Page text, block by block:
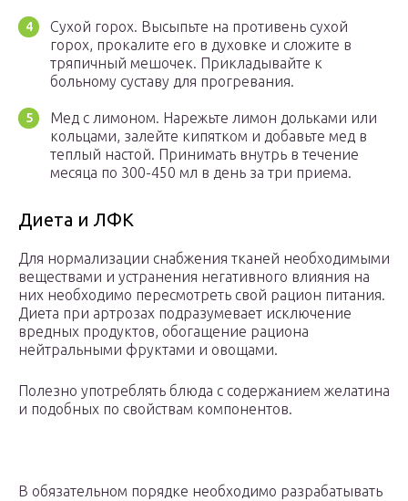
Сухой горох. Высыпьте на противень сухой
горох, прокалите его в духовке и сложите в
тряпичный мешочек. Прикладывайте к
больному суставу для прогревания.
Мед с лимоном. Нарежьте лимон дольками или
кольцами, залейте кипятком и добавьте мед в
теплый настой. Принимать внутрь в течение
месяца по 300-450 мл в день за три приема.
Диета и ЛФК
Для нормализации снабжения тканей необходимыми
веществами и устранения негативного влияния на
них необходимо пересмотреть свой рацион питания.
Диета при артрозах подразумевает исключение
вредных продуктов, обогащение рациона
нейтральными фруктами и овощами.
Полезно употреблять блюда с содержанием желатина
и подобных по свойствам компонентов.
В обязательном порядке необходимо разрабатывать